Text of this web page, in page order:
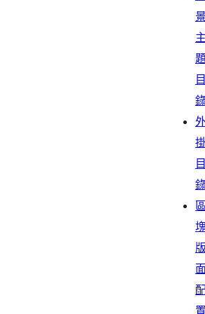
景
主
目
目
區
版
置